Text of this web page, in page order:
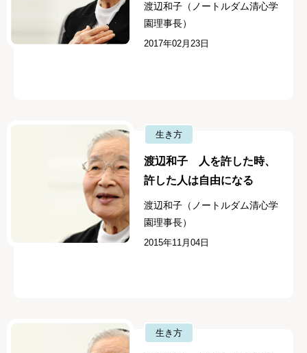
渡辺和子（ノートルダム清心学
園理事長）
2017年02月23日
生き方
渡辺和子 人を許した時、
許した人は自由になる
渡辺和子（ノートルダム清心学
園理事長）
2015年11月04日
生き方